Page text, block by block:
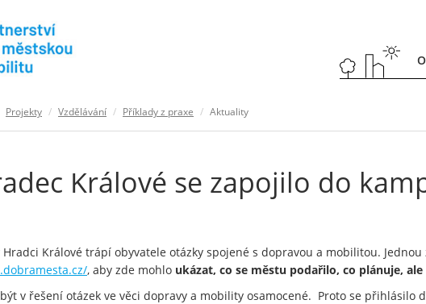
Projekty Vzdělávání Příklady z praxe Aktuality
Králové se zapojilo do
Hradci Králové trápí obyvatele otázky spojené s dopravou a mobilitou.
, aby zde mohlo ukázat, co se městu podařilo, co plánuje,
v řešení otázek ve věci dopravy a mobility osamocené. Proto se přihlásilo